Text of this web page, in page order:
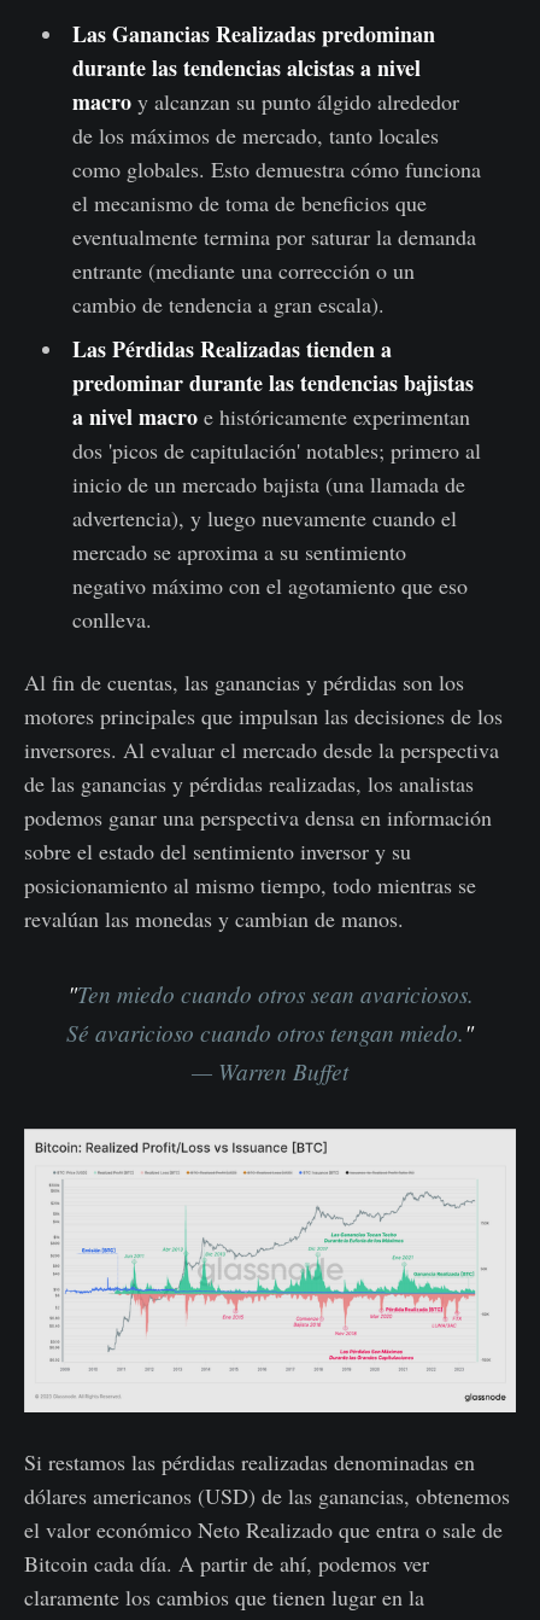
Las Ganancias Realizadas predominan
durante las tendencias alcistas a nivel
macroy alcanzan su punto álgido alrededor
de los máximos de mercado, tanto locales
como globales. Esto demuestra cómo funciona
el mecanismo de toma de beneficios que
eventualmente termina por saturar la demanda
entrante (mediante una corrección o un
cambio de tendencia a gran escala).
Las Pérdidas Realizadas tienden a
predominar durante las tendencias bajistas
a nivel macroe históricamente experimentan
dos 'picos de capitulación' notables; primero al
inicio de un mercado bajista (una llamada de
advertencia), y luego nuevamente cuando el
mercado se aproxima a su sentimiento
negativo máximo con el agotamiento que eso
conlleva.
Al fin de cuentas, las ganancias y pérdidas son los
motores principales que impulsan las decisiones de los
inversores. Al evaluar el mercado desde la perspectiva
de las ganancias y pérdidas realizadas, los analistas
podemos ganar una perspectiva densa en información
sobre el estado del sentimiento inversor y su
posicionamiento al mismo tiempo, todo mientras se
revalúan las monedas y cambian de manos.
"Ten miedo cuando otros sean avariciosos.
Sé avaricioso cuando otros tengan miedo."
— Warren Buffet
Si restamos las pérdidas realizadas denominadas en
dólares americanos (USD) de las ganancias, obtenemos
el valor económico Neto Realizado que entra o sale de
Bitcoin cada día. A partir de ahí, podemos ver
claramente los cambios que tienen lugar en la